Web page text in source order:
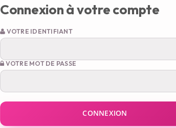
Connexion à votre compte
VOTRE IDENTIFIANT
VOTRE MOT DE PASSE